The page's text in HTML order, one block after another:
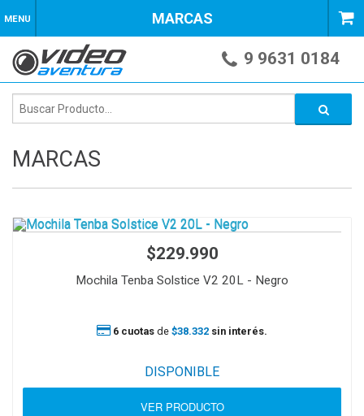
MENU MARCAS
9 9631 0184
MARCAS
$229.990
Mochila Tenba Solstice V2 20L - Negro
6 cuotas de $38.332 sin interés.
DISPONIBLE
VER PRODUCTO